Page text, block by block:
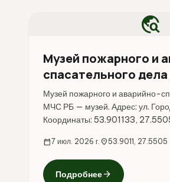
travel_explore
Музей пожарного и
спасательного
Музей пожарного и аварийно-
МЧС РБ — музей. Адрес: ул.
Координаты: 53.901133,
deyatelnosti/istoriya-
mchs/. Перед поездкой стоит...
calendar_today7 июл. 2026 г. location_on53.9011, 27.5505
Подробнееarrow_forward